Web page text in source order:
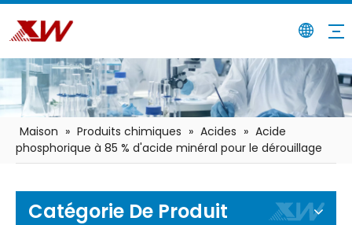
Maison » Produits chimiques » Acides » Acide
phosphorique à 85 % d'acide minéral pour le dérouillage
Catégorie De Produit